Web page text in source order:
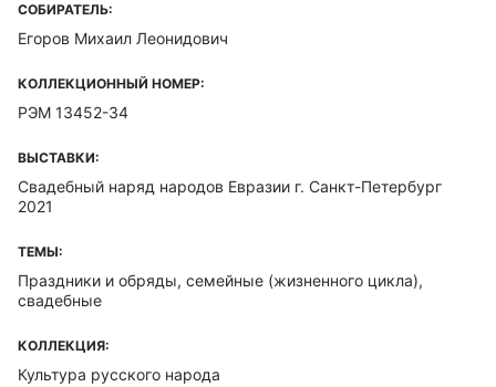
СОБИРАТЕЛЬ:
Егоров Михаил Леонидович
КОЛЛЕКЦИОННЫЙ НОМЕР:
РЭМ 13452-34
ВЫСТАВКИ:
Свадебный наряд народов Евразии г. Санкт-Петербург
2021
ТЕМЫ:
Праздники и обряды, семейные (жизненного цикла),
свадебные
КОЛЛЕКЦИЯ:
Культура русского народа